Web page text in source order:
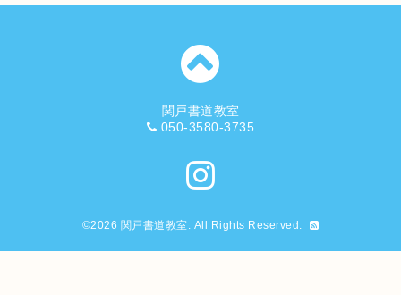
関戸書道教室
050-3580-3735
©2026 関戸書道教室. All Rights Reserved.